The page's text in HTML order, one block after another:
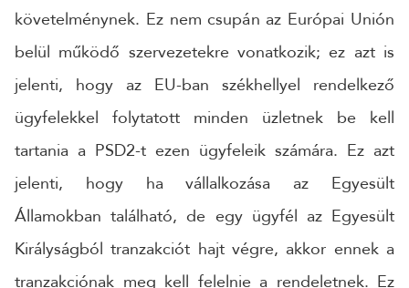
követelménynek. Ez nem csupán az Európai Unión
belül működő szervezetekre vonatkozik; ez azt is
jelenti, hogy az EU-ban székhellyel rendelkező
ügyfelekkel folytatott minden üzletnek be kell
tartania a PSD2-t ezen ügyfeleik számára. Ez azt
jelenti, hogy ha vállalkozása az Egyesült
Államokban található, de egy ügyfél az Egyesült
Királyságból tranzakciót hajt végre, akkor ennek a
tranzakciónak meg kell felelnie a rendeletnek. Ez